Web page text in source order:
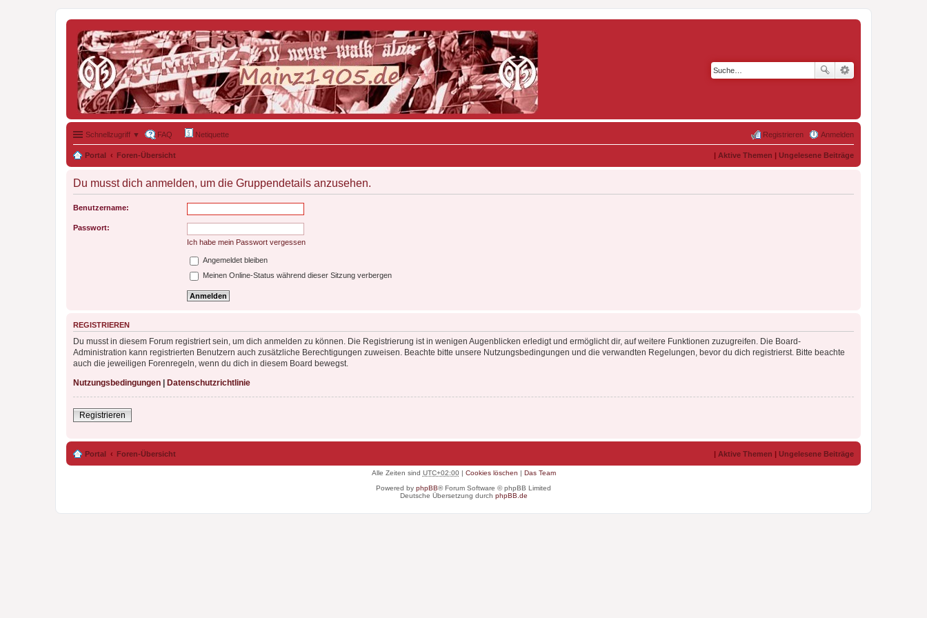
Schnellzugriff ▼ FAQ Netiquette Anmelden
Registrieren
Portal Foren-Übersicht | Aktive Themen | Ungelesene Beiträge
Du musst dich anmelden, um die Gruppendetails anzusehen.
Benutzername:
Passwort:
Ich habe mein Passwort vergessen
Angemeldet bleiben
Meinen Online-Status während dieser Sitzung verbergen
REGISTRIEREN
Du musst in diesem Forum registriert sein, um dich anmelden zu können. Die Registrierung ist in wenigen Augenblicken erledigt und ermöglicht dir, auf weitere Funktionen zuzugreifen. Die Board-
Administration kann registrierten Benutzern auch zusätzliche Berechtigungen zuweisen. Beachte bitte unsere Nutzungsbedingungen und die verwandten Regelungen, bevor du dich registrierst. Bitte beachte
auch die jeweiligen Forenregeln, wenn du dich in diesem Board bewegst.
Nutzungsbedingungen | Datenschutzrichtlinie
Registrieren
Portal Foren-Übersicht | Aktive Themen | Ungelesene Beiträge
Alle Zeiten sind UTC+02:00| Cookies löschen | Das Team
Powered by phpBB® Forum Software © phpBB Limited
Deutsche Übersetzung durch phpBB.de